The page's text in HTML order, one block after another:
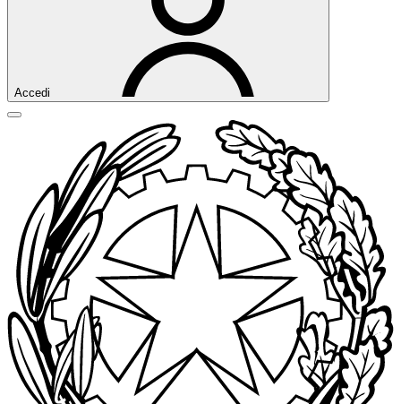
Accedi